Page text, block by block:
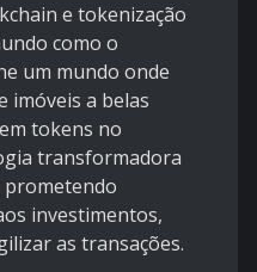
e tokenização
como o
um mundo onde
imóveis a belas
tokens no
transformadora
prometendo
investimentos,
as transações.